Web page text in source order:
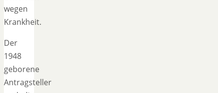
wegen
Krankheit.
Der
1948
geborene
Antragsteller